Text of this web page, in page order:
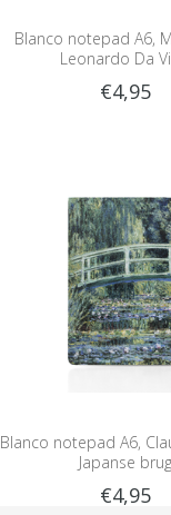
Blanco notepad A6,
Leonardo Da
€4,95
Blanco notepad A6,
Japanse brug
€4,95